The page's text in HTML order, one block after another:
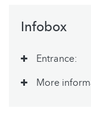
Infobox
Entrance:
More